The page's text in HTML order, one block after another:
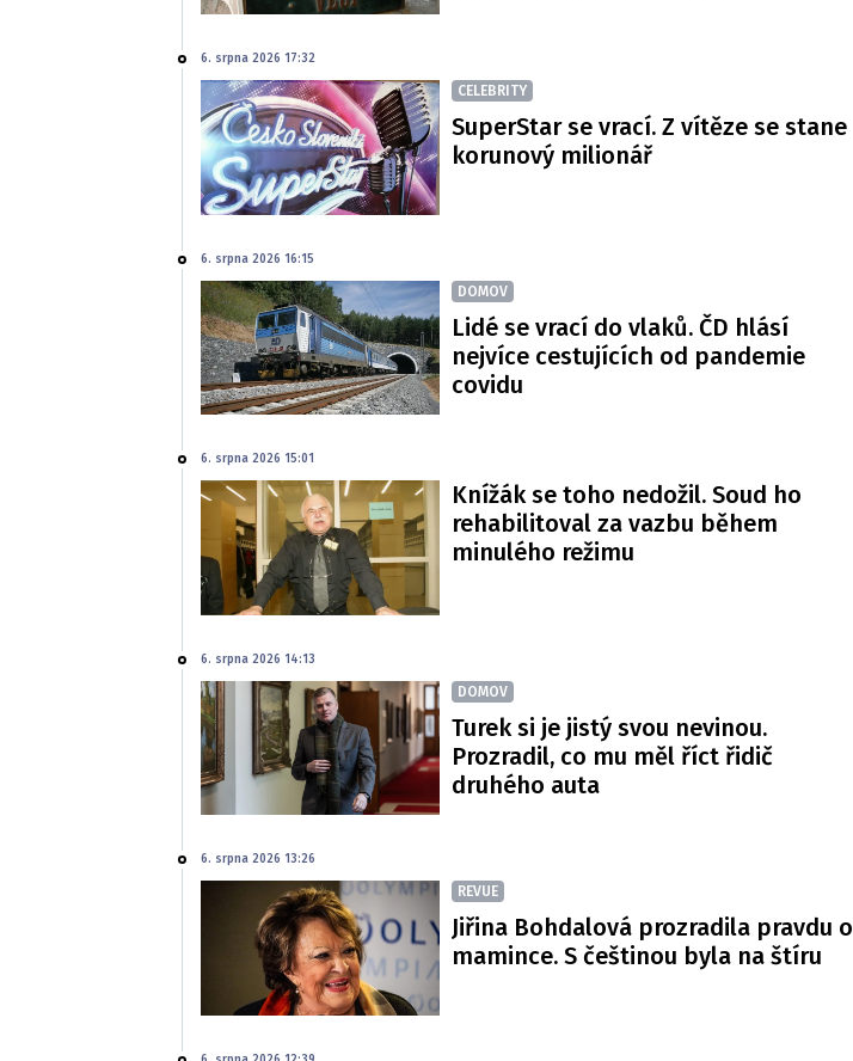
6. srpna 2026 17:32
CELEBRITY
SuperStar se vrací. Z vítěze se stane
korunový milionář
6. srpna 2026 16:15
DOMOV
Lidé se vrací do vlaků. ČD hlásí
nejvíce cestujících od pandemie
covidu
6. srpna 2026 15:01
Knížák se toho nedožil. Soud ho
rehabilitoval za vazbu během
minulého režimu
6. srpna 2026 14:13
DOMOV
Turek si je jistý svou nevinou.
Prozradil, co mu měl říct řidič
druhého auta
6. srpna 2026 13:26
REVUE
Jiřina Bohdalová prozradila pravdu o
mamince. S češtinou byla na štíru